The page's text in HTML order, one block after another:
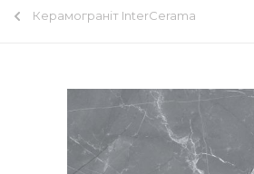
Керамограніт InterCerama